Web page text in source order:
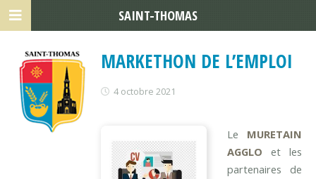
MARKETHON DE L’EMPLOI
4 octobre 2021
Le MURETAIN
AGGLO et les
partenaires de
SAINT-THOMAS